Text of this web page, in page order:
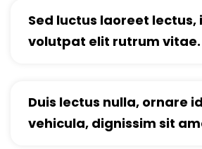
Sed luctus laoreet lectus,
volutpat elit rutrum vitae.
Duis lectus nulla, ornare
vehicula, dignissim sit